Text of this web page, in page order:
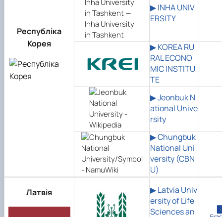
Республіка
Корея
▶INHA UNIV
ERSITY
▶ KOREA RU
RAL ECONO
MIC INSTITU
TE
▶ Jeonbuk N
ational Unive
rsity
▶ Chungbuk
National Uni
versity (CBN
U)
Латвія
▶ Latvia Univ
ersity of Life
Sciences an